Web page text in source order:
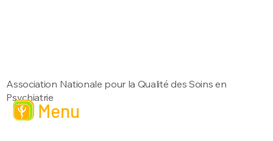
Association Nationale pour la Qualité des Soins en
Psychiatrie
Menu